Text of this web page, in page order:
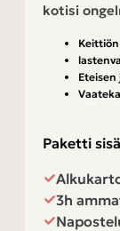
kotisi
Paketti
3h